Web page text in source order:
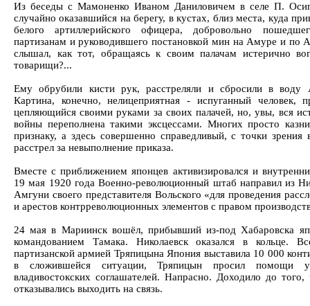
Из беседы с Мамоненко Иваном Даниловичем в селе П.
случайно оказавшийся на берегу, в кустах, близ места, куда
белого артиллерийского офицера, добровольно
партизанам и руководившего постановкой мин на Амуре и по
слышал, как тот, обращаясь к своим палачам истерично
товарищи?...
Ему обрубили кисти рук, расстреляли и сбросили в воду
Картина, конечно, нелицеприятная - испуганный человек,
цепляющийся своими руками за своих палачей, но, увы, вся
войны переполнена такими эксцессами. Многих просто
признаку, а здесь совершенно справедливый, с точки зрения
расстрел за невыполнение приказа.
Вместе с приближением японцев активизировался и
19 мая 1920 года Военно-революционный штаб направил из
Амгуни своего представителя Вольского «для проведения
и арестов контрреволюционных элементов с правом
24 мая в Мариинск вошёл, прибывший из-под Хабаровска
командованием Тамака. Николаевск оказался в кольце.
партизанской армией Тряпицына Япония выставила 10 000
в сложившейся ситуации, Тряпицын просил помощи
владивостокских соглашателей. Напрасно. Доходило до
отказывались выходить на связь.